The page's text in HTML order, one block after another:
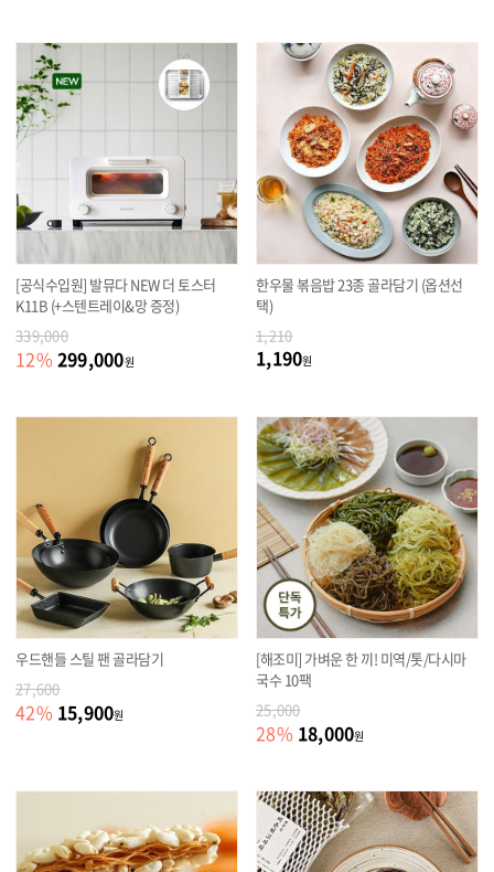
[공식수입원] 발뮤다 NEW 더 토스터
K11B (+스텐트레이&망 증정)
339,000
12% 299,000원
한우물 볶음밥 23종 골라담기 (옵션선
택)
1,210
1,190원
우드핸들 스틸 팬 골라담기
27,600
42% 15,900원
[해조미] 가벼운 한 끼! 미역/톳/다시마
국수 10팩
25,000
28% 18,000원